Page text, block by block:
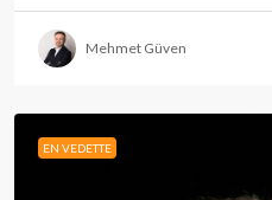
Mehmet Güven
EN VEDETTE